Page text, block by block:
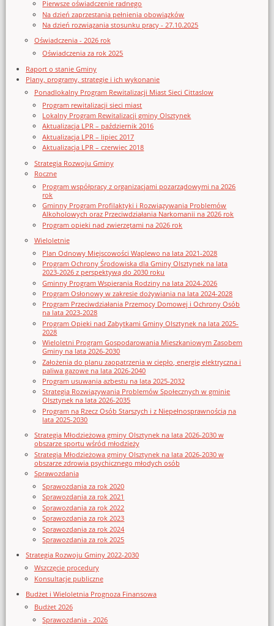
Pierwsze oświadczenie radnego
Na dzień zaprzestania pełnienia obowiązków
Na dzień rozwiązania stosunku pracy - 27.10.2025
Oświadczenia - 2026 rok
Oświadczenia za rok 2025
Raport o stanie Gminy
Plany, programy, strategie i ich wykonanie
Ponadlokalny Program Rewitalizacji Miast Sieci Cittaslow
Program rewitalizacji sieci miast
Lokalny Program Rewitalizacji gminy Olsztynek
Aktualizacja LPR – październik 2016
Aktualizacja LPR – lipiec 2017
Aktualizacja LPR – czerwiec 2018
Strategia Rozwoju Gminy
Roczne
Program współpracy z organizacjami pozarządowymi na 2026
rok
Gminny Program Profilaktyki i Rozwiązywania Problemów
Alkoholowych oraz Przeciwdziałania Narkomanii na 2026 rok
Program opieki nad zwierzętami na 2026 rok
Wieloletnie
Plan Odnowy Miejscowości Waplewo na lata 2021-2028
Program Ochrony Środowiska dla Gminy Olsztynek na lata
2023-2026 z perspektywą do 2030 roku
Gminny Program Wspierania Rodziny na lata 2024-2026
Program Osłonowy w zakresie dożywiania na lata 2024-2028
Program Przeciwdziałania Przemocy Domowej i Ochrony Osób
na lata 2023-2028
Program Opieki nad Zabytkami Gminy Olsztynek na lata 2025-
2028
Wieloletni Program Gospodarowania Mieszkaniowym Zasobem
Gminy na lata 2026-2030
Założenia do planu zaopatrzenia w ciepło, energię elektryczna i
paliwa gazowe na lata 2026-2040
Program usuwania azbestu na lata 2025-2032
Strategia Rozwiązywania Problemów Społecznych w gminie
Olsztynek na lata 2026-2035
Program na Rzecz Osób Starszych i z Niepełnosprawnością na
lata 2025-2030
Strategia Młodzieżowa gminy Olsztynek na lata 2026-2030 w
obszarze sportu wśród młodzieży
Strategia Młodzieżowa gminy Olsztynek na lata 2026-2030 w
obszarze zdrowia psychicznego młodych osób
Sprawozdania
Sprawozdania za rok 2020
Sprawozdania za rok 2021
Sprawozdania za rok 2022
Sprawozdania za rok 2023
Sprawozdania za rok 2024
Sprawozdania za rok 2025
Strategia Rozwoju Gminy 2022-2030
Wszczęcie procedury
Konsultacje publiczne
Budżet i Wieloletnia Prognoza Finansowa
Budżet 2026
Sprawozdania - 2026